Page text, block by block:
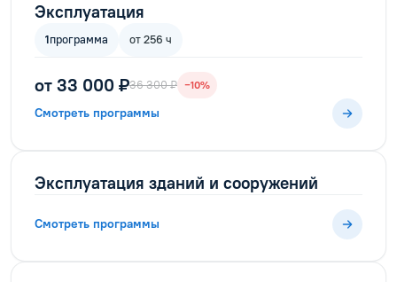
Эксплуатация
1программа от 256 ч
от 33 000 ₽36 300 ₽ −10%
Смотреть программы
Эксплуатация зданий и сооружений
Смотреть программы